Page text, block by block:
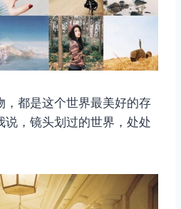
，都是这个世界最美好的存
说，镜头划过的世界，处处